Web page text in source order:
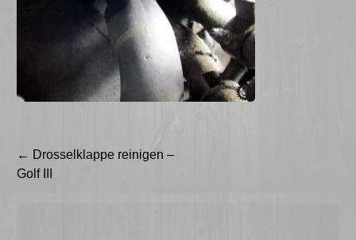
Beitragsnavigation
← Drosselklappe reinigen –
Golf III